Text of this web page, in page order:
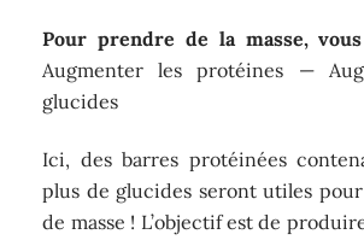
Pour prendre de la masse,
Augmenter les protéines —
glucides
Ici, des barres protéinées
plus de glucides seront utiles
de masse ! L’objectif est de